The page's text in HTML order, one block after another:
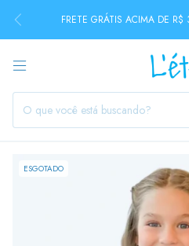
FRETE GRÁTIS ACIMA DE
ESGOTADO